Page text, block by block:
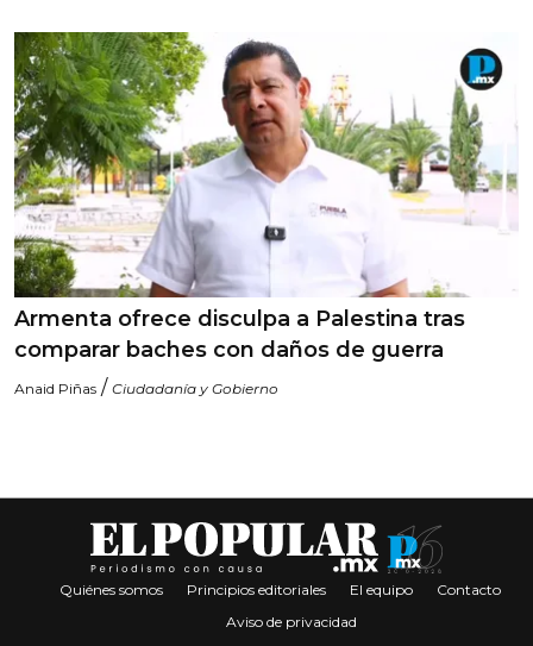
Armenta ofrece disculpa a Palestina tras
comparar baches con daños de guerra
Anaid Piñas / Ciudadanía y Gobierno
Quiénes somos Principios editoriales El equipo
Contacto
Aviso de privacidad